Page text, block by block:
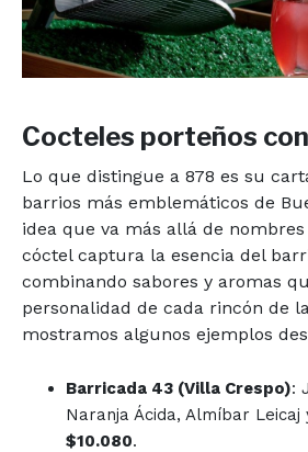
Cocteles porteños
Lo que distingue a 878 es su
barrios más emblemáticos de
idea que va más allá de
cóctel captura la esencia del
combinando sabores y aromas
personalidad de cada rincón de
mostramos algunos ejemplos
Barricada 43 (Villa Crespo):
Naranja Ácida, Almíbar Leicaj
$10.080.